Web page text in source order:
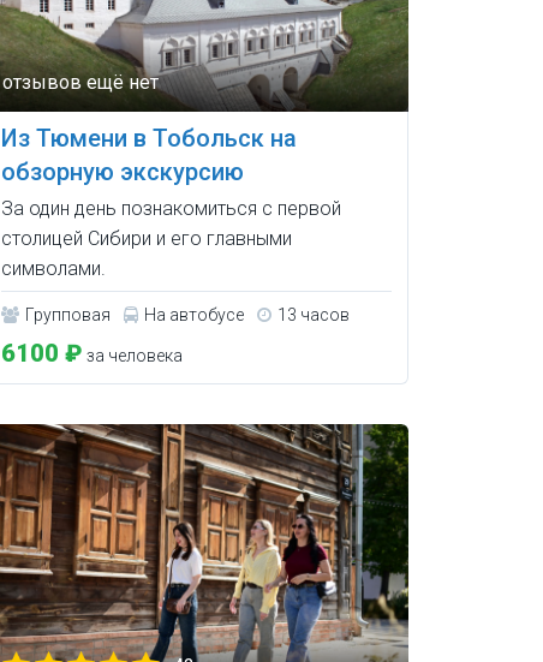
Из Тюмени в Тобольск на
обзорную экскурсию
За один день познакомиться с первой
столицей Сибири и его главными
символами.
Групповая На автобусе 13 часов
6100 ₽ за человека